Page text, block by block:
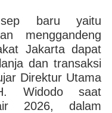
baru yaitu
menggandeng
Jakarta dapat
dan transaksi
Direktur Utama
Widodo saat
2026, dalam